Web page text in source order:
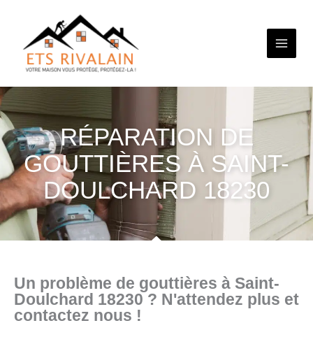
contenu
RÉPARATION DE
GOUTTIÈRES À SAINT-
DOULCHARD 18230
Un problème de gouttières à Saint-
Doulchard 18230 ? N'attendez plus et
contactez nous !